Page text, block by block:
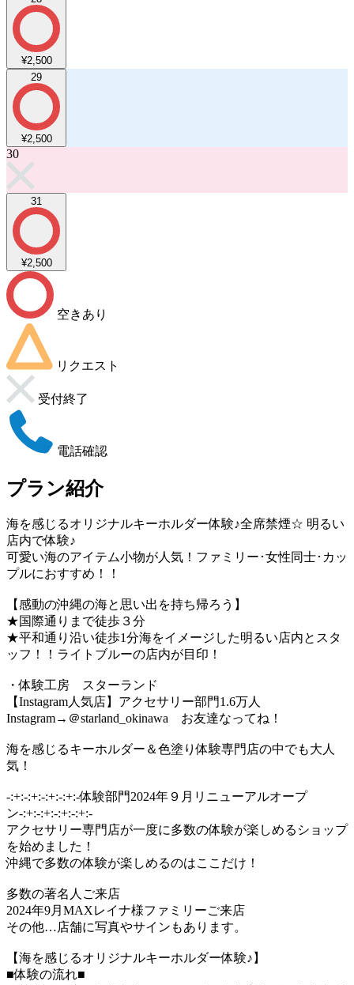
¥2,500
29
¥2,500
30
31
¥2,500
空きあり
リクエスト
受付終了
電話確認
プラン紹介
海を感じるオリジナルキーホルダー体験♪全席禁煙☆ 明るい
店内で体験♪
可愛い海のアイテム小物が人気！ファミリー･女性同士･カッ
プルにおすすめ！！
【感動の沖縄の海と思い出を持ち帰ろう】
★国際通りまで徒歩３分
★平和通り沿い徒歩1分海をイメージした明るい店内とスタ
ッフ！！ライトブルーの店内が目印！
・体験工房 スターランド
【Instagram人気店】アクセサリー部門1.6万人
Instagram→＠starland_okinawa お友達なってね！
海を感じるキーホルダー＆色塗り体験専門店の中でも大人
気！
-:+:-:+:-:+:-:+:-体験部門2024年９月リニューアルオープ
ン-:+:-:+:-:+:-:+:-
アクセサリー専門店が一度に多数の体験が楽しめるショップ
を始めました！
沖縄で多数の体験が楽しめるのはここだけ！
多数の著名人ご来店
2024年9月MAXレイナ様ファミリーご来店
その他…店舗に写真やサインもあります。
【海を感じるオリジナルキーホルダー体験♪】
■体験の流れ■